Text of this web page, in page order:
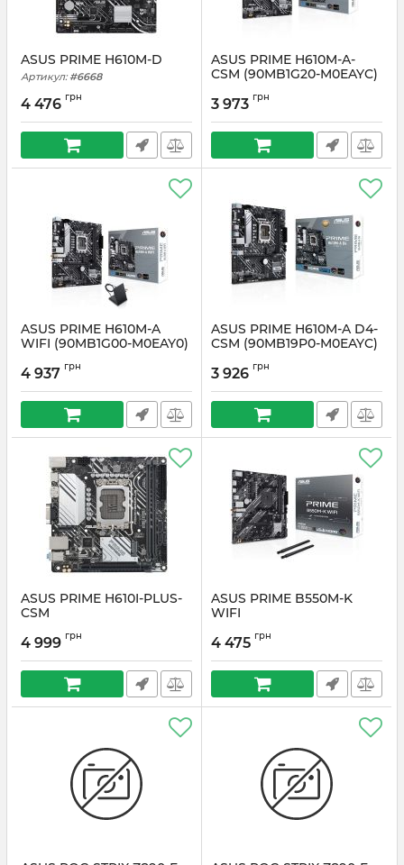
ASUS PRIME H610M-D
Артикул: #6668
4 476 грн
ASUS PRIME H610M-A-
CSM (90MB1G20-M0EAYC)
3 973 грн
ASUS PRIME H610M-A
WIFI (90MB1G00-M0EAY0)
4 937 грн
ASUS PRIME H610M-A D4-
CSM (90MB19P0-M0EAYC)
3 926 грн
ASUS PRIME H610I-PLUS-
CSM
4 999 грн
ASUS PRIME B550M-K
WIFI
4 475 грн